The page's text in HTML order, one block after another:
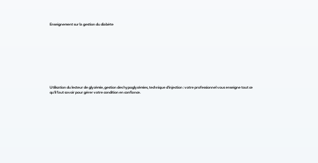
Enseignement sur la gestion du diabète
Utilisation du lecteur de glycémie, gestion des hypoglycémies, technique d'injection : votre professionnel vous enseigne tout ce
qu'il faut savoir pour gérer votre condition en confiance.